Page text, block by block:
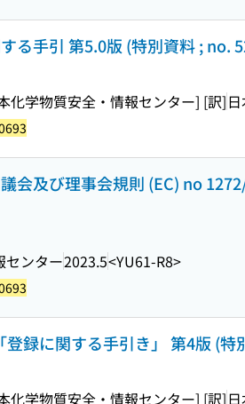
る手引 第5.0版 (特別資料 ; no.
化学物質安全・情報センター] [訳]
会及び理事会規則 (EC) no
センター2023.5<YU61-R8>
登録に関する手引き」 第4版 (特
化学物質安全・情報センター] [訳]